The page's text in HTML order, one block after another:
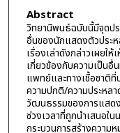
Abstract
วิทยานิพนธ์ฉบับนี้มีจุดปร
อื่นของนักแสดงตัวประห
เรื่องเล่าดังกล่าวเผยใ
เกี่ยวข้องกับความเป็นอื่
แพทย์และทางเชื้อชาติ
ความปกติ/ความประหล
วัฒนธรรมของการแสด
ช่วงเวลาที่ถูกนำเสนอใ
กระบวนการสร้างความ